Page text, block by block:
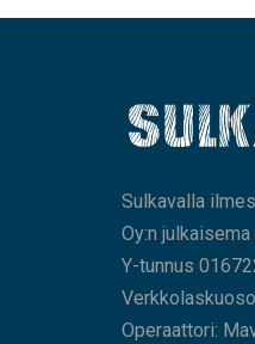
Sulkavalla
Oy:n
Y-tunnus
Operaattori: